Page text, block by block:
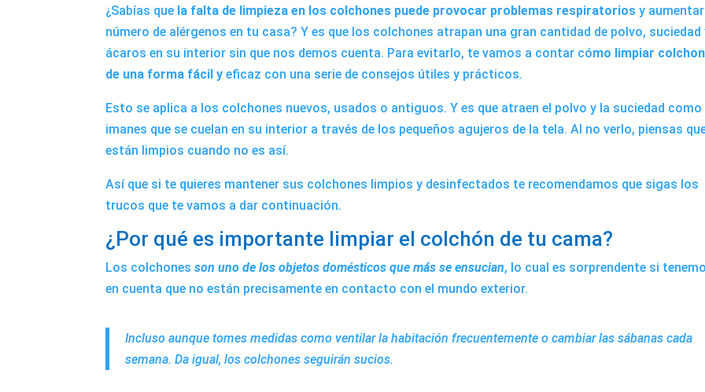
¿Sabías que la falta de limpieza en los colchones puede provocar problemas respiratorios y
número de alérgenos en tu casa? Y es que los colchones atrapan una gran cantidad de polvo, suciedad
ácaros en su interior sin que nos demos cuenta. Para evitarlo, te vamos a contar cómo limpiar
de una forma fácil yeficaz con una serie de consejos útiles y prácticos.
Esto se aplica a los colchones nuevos, usados ​​o antiguos. Y es que atraen el polvo y la suciedad como
imanes que se cuelan en su interior a través de los pequeños agujeros de la tela. Al no verlo, piensas
están limpios cuando no es así.
Así que si te quieres mantener sus colchones limpios y desinfectados te recomendamos que sigas los
trucos que te vamos a dar continuación.
¿Por qué es importante limpiar el colchón de tu cama?
Los colchonesson uno de los objetos domésticos que más se ensucian, lo cual es sorprendente si
en cuenta que no están precisamente en contacto con el mundo exterior.
Incluso aunque tomes medidas como ventilar la habitación frecuentemente o cambiar las sábanas cada
semana. Da igual, los colchones seguirán sucios.